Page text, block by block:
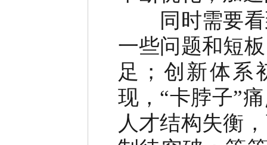
同时需要看
一些问题和短
足；创新体系
现，“卡脖子”
人才结构失衡